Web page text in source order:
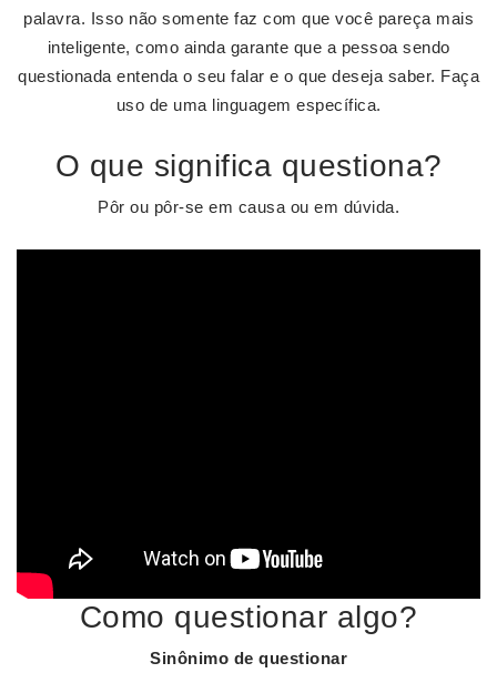
palavra. Isso não somente faz com que você pareça mais
inteligente, como ainda garante que a pessoa sendo
questionada entenda o seu falar e o que deseja saber. Faça
uso de uma linguagem específica.
O que significa questiona?
Pôr ou pôr-se em causa ou em dúvida.
Como questionar algo?
Sinônimo de questionar